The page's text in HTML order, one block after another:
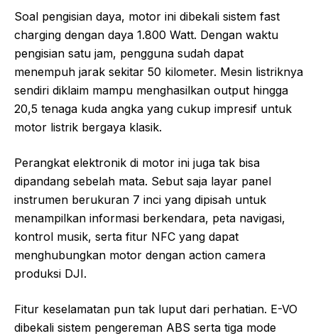
Soal pengisian daya, motor ini dibekali sistem fast
charging dengan daya 1.800 Watt. Dengan waktu
pengisian satu jam, pengguna sudah dapat
menempuh jarak sekitar 50 kilometer. Mesin listriknya
sendiri diklaim mampu menghasilkan output hingga
20,5 tenaga kuda angka yang cukup impresif untuk
motor listrik bergaya klasik.
Perangkat elektronik di motor ini juga tak bisa
dipandang sebelah mata. Sebut saja layar panel
instrumen berukuran 7 inci yang dipisah untuk
menampilkan informasi berkendara, peta navigasi,
kontrol musik, serta fitur NFC yang dapat
menghubungkan motor dengan action camera
produksi DJI.
Fitur keselamatan pun tak luput dari perhatian. E-VO
dibekali sistem pengereman ABS serta tiga mode